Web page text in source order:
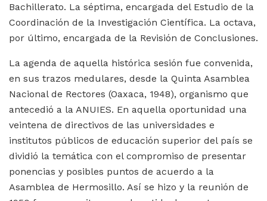
Bachillerato. La séptima, encargada del Estudio de la
Coordinación de la Investigación Científica. La octava,
por último, encargada de la Revisión de Conclusiones.
La agenda de aquella histórica sesión fue convenida,
en sus trazos medulares, desde la Quinta Asamblea
Nacional de Rectores (Oaxaca, 1948), organismo que
antecedió a la ANUIES. En aquella oportunidad una
veintena de directivos de las universidades e
institutos públicos de educación superior del país se
dividió la temática con el compromiso de presentar
ponencias y posibles puntos de acuerdo a la
Asamblea de Hermosillo. Así se hizo y la reunión de